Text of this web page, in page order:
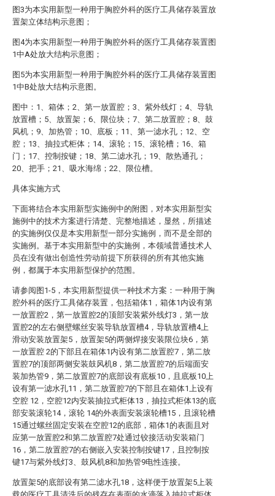
图3为本实用新型一种用于胸腔外科的医疗工具储存装置放
置架立体结构示意图；
图4为本实用新型一种用于胸腔外科的医疗工具储存装置图
1中A处放大结构示意图；
图5为本实用新型一种用于胸腔外科的医疗工具储存装置图
1中B处放大结构示意图。
图中：1、箱体；2、第一放置腔；3、紫外线灯；4、导轨
放置槽；5、放置架；6、限位块；7、第二放置腔；8、鼓
风机；9、加热管；10、底板；11、第一滤水孔；12、空
腔；13、抽拉式柜体；14、滚轮；15、滚轮槽；16、箱
门；17、控制按键；18、第二滤水孔；19、散热通孔；
20、把手；21、吸水海绵；22、限位槽。
具体实施方式
下面将结合本实用新型实施例中的附图，对本实用新型实
施例中的技术方案进行清楚、完整地描述，显然，所描述
的实施例仅仅是本实用新型一部分实施例，而不是全部的
实施例。基于本实用新型中的实施例，本领域普通技术人
员在没有做出创造性劳动前提下所获得的所有其他实施
例，都属于本实用新型保护的范围。
请参阅图1-5，本实用新型提供一种技术方案：一种用于胸
腔外科的医疗工具储存装置，包括箱体1，箱体1内设有第
一放置腔2，第一放置腔2的顶部安装紫外线灯3，第一放
置腔2的左右侧壁螺丝安装导轨放置槽4，导轨放置槽4上
滑动安装放置架5，放置架5的两侧焊接安装限位块6，第
一放置腔 2的下部且在箱体1内设有第二放置腔7，第二放
置腔7的顶部两侧安装鼓风机8，第二放置腔7的后端面安
装加热管9，第二放置腔7的底部设有底板10，且底板10上
设有第一滤水孔11，第二放置腔7的下部且在箱体1上设有
空腔 12，空腔12内安装抽拉式柜体13，抽拉式柜体13的底
部安装滚轮14，滚轮 14的外表面安装滚轮槽15，且滚轮槽
15通过螺丝固定安装在空腔12的底部，箱体1的表面且对
应第一放置腔2和第二放置腔7处通过铰接活动安装箱门
16，第二放置腔7的右侧嵌入安装控制按键17，且控制按
键17与紫外线灯3、鼓风机8和加热管9电性连接。
放置架5的底部设有第二滤水孔18，这样便于放置架5上装